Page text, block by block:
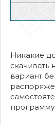
Никакие
скачивать
вариант
программу.